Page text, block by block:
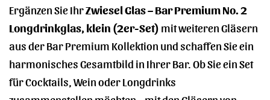
Ergänzen Sie IhrZwiesel Glas – Bar Premium No. 2
Longdrinkglas, klein (2er-Set) mit weiteren Gläsern
aus der Bar Premium Kollektion und schaffen Sie ein
harmonisches Gesamtbild in Ihrer Bar. Ob Sie ein Set
für Cocktails, Wein oder Longdrinks